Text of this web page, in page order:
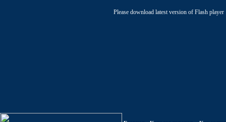
Please download latest version of Flash player